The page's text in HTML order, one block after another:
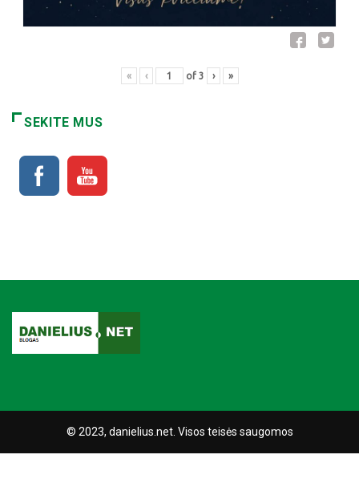
« ‹ of 3 › »
SEKITE MUS
© 2023, danielius.net. Visos teisės saugomos